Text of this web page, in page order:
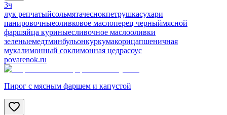
3ч
лук репчатыйсольмятачеснокпетрушкасухари
панировочныеоливковое маслоперец черныймясной
фаршяйца куриныесливочное маслооливки
зеленыемедтминбульонкуркумакорицапшеничная
мукалимонный соклимонная цедрасоус
povarenok.ru
Пирог с мясным фаршем и капустой